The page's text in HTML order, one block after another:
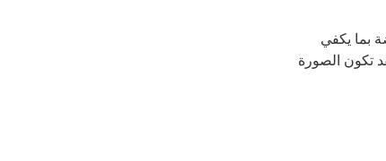
بما يكفي
تكون الصورة